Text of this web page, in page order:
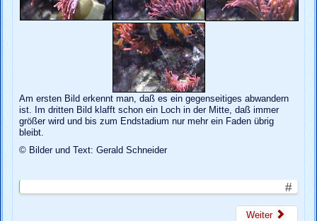
Am ersten Bild erkennt man, daß es ein gegenseitiges abwandern
ist. Im dritten Bild klafft schon ein Loch in der Mitte, daß immer
größer wird und bis zum Endstadium nur mehr ein Faden übrig
bleibt.
© Bilder und Text: Gerald Schneider
Weiter